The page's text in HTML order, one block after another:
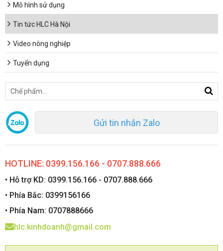
Mô hình sử dụng
Tin tức HLC Hà Nội
Video nông nghiệp
Tuyển dụng
Gửi tin nhắn Zalo
HOTLINE: 0399.156.166 - 0707.888.666
• Hỗ trợ KD: 0399.156.166 - 0707.888.666
• Phía Bắc: 0399156166
• Phía Nam: 0707888666
hlc.kinhdoanh@gmail.com